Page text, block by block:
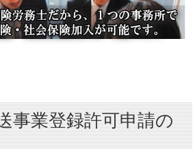
事業登録許可申請の